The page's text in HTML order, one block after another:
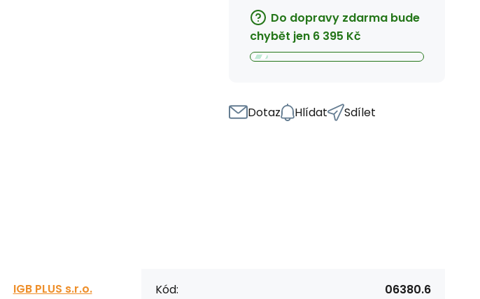
Do dopravy zdarma bude
chybět jen 6 395 Kč
Dotaz Hlídat Sdílet
IGB PLUS s.r.o. Kód: 06380.6